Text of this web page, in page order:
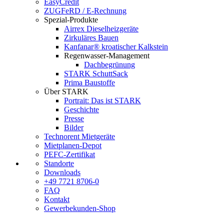
EasyCredit
ZUGFeRD / E-Rechnung
Spezial-Produkte
Airrex Dieselheizgeräte
Zirkuläres Bauen
Kanfanar® kroatischer Kalkstein
Regenwasser-Management
Dachbegrünung
STARK SchuttSack
Prima Baustoffe
Über STARK
Portrait: Das ist STARK
Geschichte
Presse
Bilder
Technorent Mietgeräte
Mietplanen-Depot
PEFC-Zertifikat
Standorte
Downloads
+49 7721 8706-0
FAQ
Kontakt
Gewerbekunden-Shop